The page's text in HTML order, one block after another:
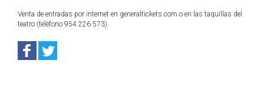
Venta de entradas por internet en generaltickets.com o en las taquillas del
teatro (teléfono 954 226 573).